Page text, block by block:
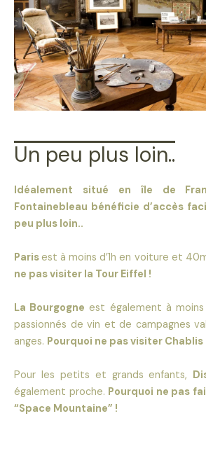
Un peu plus loin..
Idéalement situé en île de
Fontainebleau bénéficie d’accès
peu plus loin..
Paris est à moins d’1h en voiture et
ne pas visiter la Tour Eiffel !
La Bourgogne est également à moins
passionnés de vin et de campagnes
anges. Pourquoi ne pas visiter Chablis
Pour les petits et grands enfants,
également proche. Pourquoi ne pas
“Space Mountaine” !